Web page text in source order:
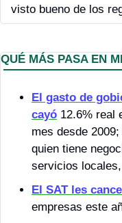
visto bueno de los
QUÉ MÁS PASA EN
El gasto de
cayó 12.6% real
mes desde
quien tiene
servicios
El SAT les
empresas este